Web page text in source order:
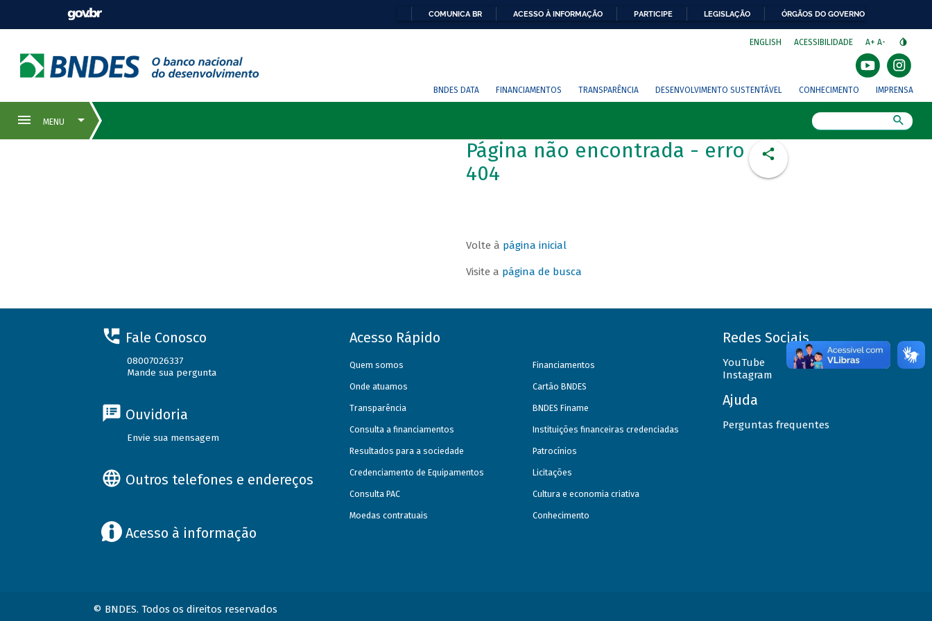
COMUNICA BR ACESSO À INFORMAÇÃO PARTICIPE LEGISLAÇÃO ÓRGÃOS DO GOVERNO
ENGLISH ACESSIBILIDADE A+ A-
BNDES DATA FINANCIAMENTOS TRANSPARÊNCIA DESENVOLVIMENTO SUSTENTÁVEL CONHECIMENTO IMPRENSA
Página não encontrada - erro
404
Volte à página inicial
Visite a página de busca
Fale Conosco
08007026337
Mande sua pergunta
Ouvidoria
Envie sua mensagem
Outros telefones e endereços
Acesso à informação
Acesso Rápido
Quem somos
Onde atuamos
Transparência
Consulta a financiamentos
Resultados para a sociedade
Credenciamento de Equipamentos
Consulta PAC
Moedas contratuais
Financiamentos
Cartão BNDES
BNDES Finame
Instituições financeiras credenciadas
Patrocínios
Licitações
Cultura e economia criativa
Conhecimento
Redes Sociais
YouTube
Instagram
Ajuda
Perguntas frequentes
© BNDES. Todos os direitos reservados